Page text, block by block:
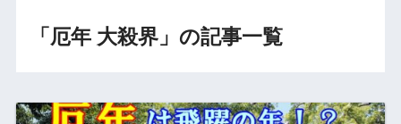
「厄年 大殺界」の記事一覧